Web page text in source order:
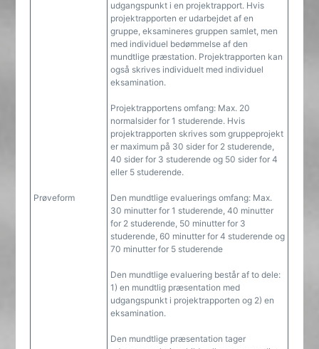
Prøveform
udgangspunkt i en projektrapport. Hvis
projektrapporten er udarbejdet af en
gruppe, eksamineres gruppen samlet, men
med individuel bedømmelse af den
mundtlige præstation. Projektrapporten kan
også skrives individuelt med individuel
eksamination.
Projektrapportens omfang: Max. 20
normalsider for 1 studerende. Hvis
projektrapporten skrives som gruppeprojekt
er maximum på 30 sider for 2 studerende,
40 sider for 3 studerende og 50 sider for 4
eller 5 studerende.
Den mundtlige evaluerings omfang: Max.
30 minutter for 1 studerende, 40 minutter
for 2 studerende, 50 minutter for 3
studerende, 60 minutter for 4 studerende og
70 minutter for 5 studerende
Den mundtlige evaluering består af to dele:
1) en mundtlig præsentation med
udgangspunkt i projektrapporten og 2) en
eksamination.
Den mundtlige præsentation tager